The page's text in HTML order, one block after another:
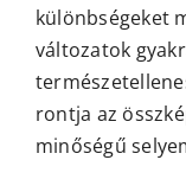
különbségeket
változatok
rontja az
minőségű